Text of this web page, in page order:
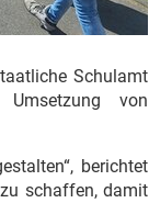
Schulamt
von
berichtet
schaffen, damit